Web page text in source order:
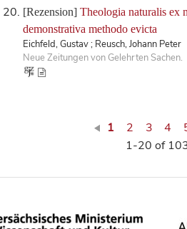
[Rezension] Theologia naturalis ex
demonstrativa methodo evicta
Eichfeld, Gustav ; Reusch, Johann Peter
Neue Zeitungen von Gelehrten
1 2 3 4
1-20 of